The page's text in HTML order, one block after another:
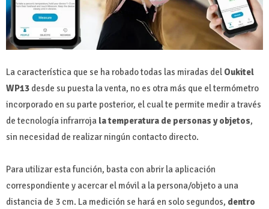
La característica que se ha robado todas las miradas del Oukitel
WP13 desde su puesta la venta, no es otra más que el termómetro
incorporado en su parte posterior, el cual te permite medir a través
de tecnología infrarroja la temperatura de personas y objetos,
sin necesidad de realizar ningún contacto directo.
Para utilizar esta función, basta con abrir la aplicación
correspondiente y acercar el móvil a la persona/objeto a una
distancia de 3 cm. La medición se hará en solo segundos, dentro